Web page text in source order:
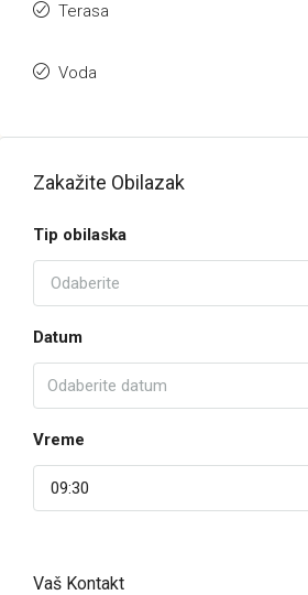
Terasa
Voda
Zakažite Obilazak
Tip obilaska
Odaberite
Datum
Vreme
09:30
Vaš Kontakt